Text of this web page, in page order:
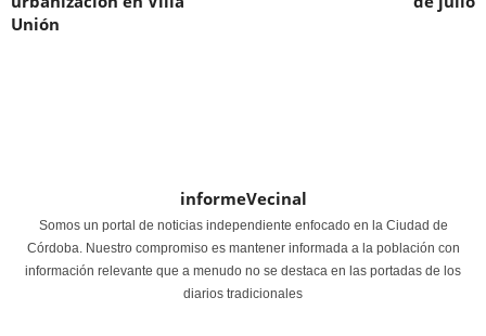
Unión
informeVecinal
Somos un portal de noticias independiente enfocado en la Ciudad de
Córdoba. Nuestro compromiso es mantener informada a la población con
información relevante que a menudo no se destaca en las portadas de los
diarios tradicionales